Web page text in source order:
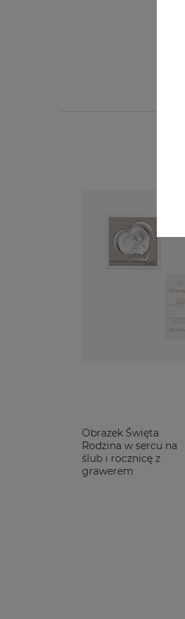
Obrazek Święta
Rodzina w sercu na
ślub i rocznicę z
grawerem